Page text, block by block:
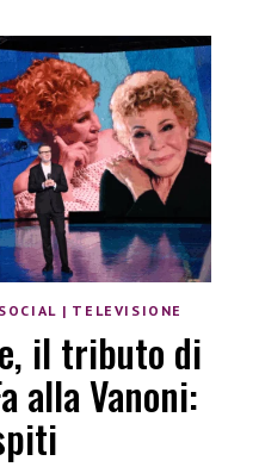
SOCIAL | TELEVISIONE
il tributo di
alla Vanoni: